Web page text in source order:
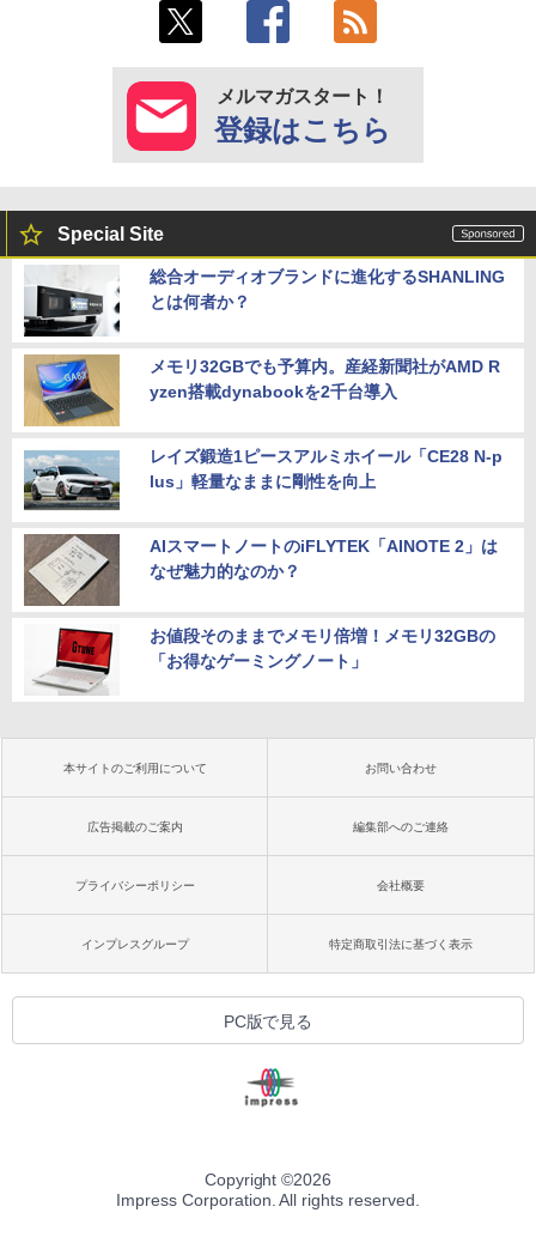
メルマガスタート！
登録はこちら
Special Site
総合オーディオブランドに進化するSHANLING
とは何者か？
メモリ32GBでも予算内。産経新聞社がAMD R
yzen搭載dynabookを2千台導入
レイズ鍛造1ピースアルミホイール「CE28 N-p
lus」軽量なままに剛性を向上
AIスマートノートのiFLYTEK「AINOTE 2」は
なぜ魅力的なのか？
お値段そのままでメモリ倍増！メモリ32GBの
「お得なゲーミングノート」
本サイトのご利用について お問い合わせ
広告掲載のご案内 編集部へのご連絡
プライバシーポリシー 会社概要
インプレスグループ 特定商取引法に基づく表示
PC版で見る
Copyright ©2026
Impress Corporation. All rights reserved.